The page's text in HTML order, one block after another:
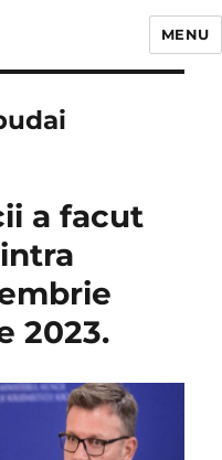
MENU
a facut
2023.